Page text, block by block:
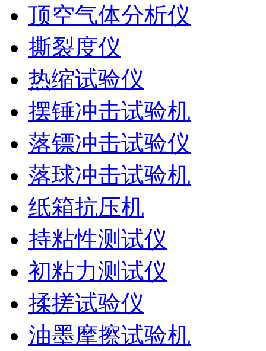
顶空气体分析仪
撕裂度仪
热缩试验仪
摆锤冲击试验机
落镖冲击试验仪
落球冲击试验机
纸箱抗压机
持粘性测试仪
初粘力测试仪
揉搓试验仪
油墨摩擦试验机